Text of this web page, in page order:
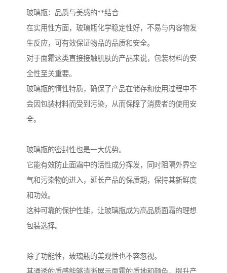
玻璃瓶：品质与美感的**结合
在实用性方面，玻璃瓶化学稳定性好，不易与内容物发
生反应，可有效保证物品的品质和安全。
对于面霜这类直接接触肌肤的产品来说，包装材料的安
全性至关重要。
玻璃瓶的惰性特质，确保了产品在储存和使用过程中不
会因包装材料而受到污染，从而保障了消费者的使用安
全。
玻璃瓶的密封性也是一大优势。
它能有效防止面霜中的活性成分挥发，同时阻隔外界空
气和污染物的进入，延长产品的保质期，保持其新鲜度
和功效。
这种可靠的保护性能，让玻璃瓶成为高品质面霜的理想
包装选择。
除了功能性，玻璃瓶的美观性也不容忽视。